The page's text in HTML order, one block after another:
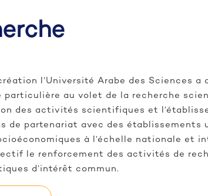
l’Université Arabe des Sciences a
particulière au volet de la recherche
des activités scientifiques et
de partenariat avec des établissements
à l’échelle nationale et
le renforcement des activités de
d’intérêt commun.